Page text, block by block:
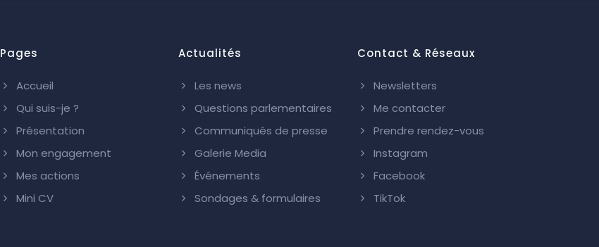
Pages
Accueil
Qui suis-je ?
Présentation
Mon engagement
Mes actions
Mini CV
Actualités
Les news
Questions parlementaires
Communiqués de presse
Galerie Media
Événements
Sondages & formulaires
Contact & Réseaux
Newsletters
Me contacter
Prendre rendez-vous
Instagram
Facebook
TikTok